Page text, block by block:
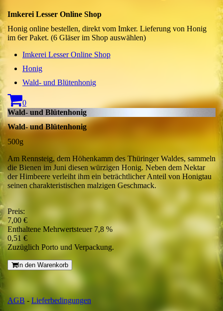
Imkerei Lesser Online Shop
Honig online bestellen, direkt vom Imker. Lieferung von Honig
im 6er Paket. (6 Gläser im Shop auswählen)
Imkerei Lesser Online Shop
Honig
Wald- und Blütenhonig
0
Wald- und Blütenhonig
Wald- und Blütenhonig
500g
Am Rennsteig, dem Höhenkamm des Thüringer Waldes, sammeln
die Bienen im Juni diesen würzigen Honig. Neben dem Nektar
der Himbeere verleiht ihm ein beträchtlicher Anteil von Honigtau
seinen charakteristischen malzigen Geschmack.
Preis:
7,00 €
Enthaltene Mehrwertsteuer 7,8 %
0,51 €
Zuzüglich Porto und Verpackung.
In den Warenkorb
AGB - Lieferbedingungen